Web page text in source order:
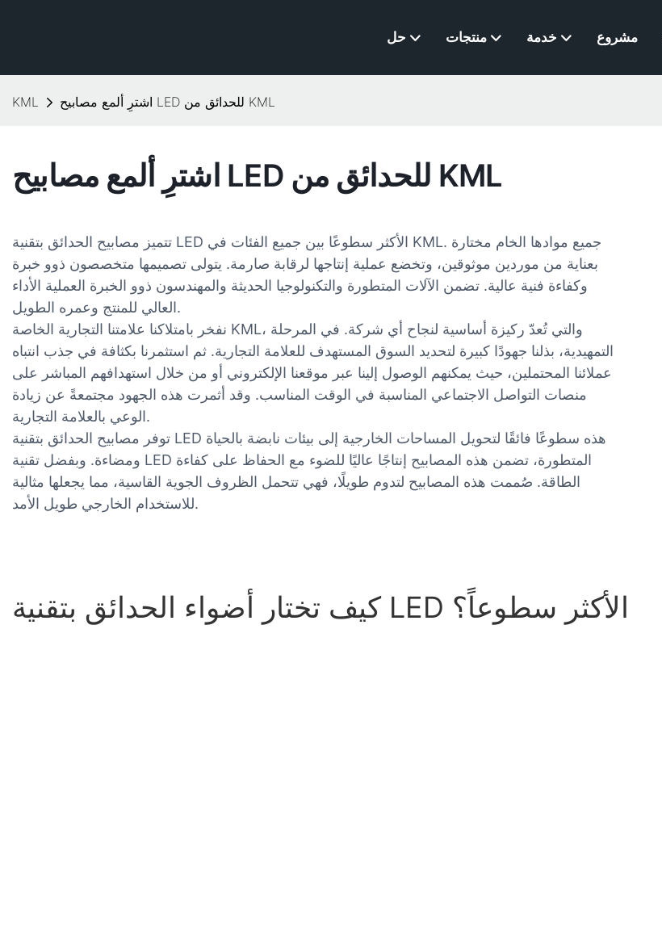
حل منتجات خدمة مشروع
KML اشترِ ألمع مصابيح LED للحدائق من KML
اشترِ ألمع مصابيح LED للحدائق من KML
تتميز مصابيح الحدائق بتقنية LED الأكثر سطوعًا بين جميع الفئات في KML. جميع موادها الخام مختارة
بعناية من موردين موثوقين، وتخضع عملية إنتاجها لرقابة صارمة. يتولى تصميمها متخصصون ذوو خبرة
وكفاءة فنية عالية. تضمن الآلات المتطورة والتكنولوجيا الحديثة والمهندسون ذوو الخبرة العملية الأداء
العالي للمنتج وعمره الطويل.
نفخر بامتلاكنا علامتنا التجارية الخاصة KML، والتي تُعدّ ركيزة أساسية لنجاح أي شركة. في المرحلة
التمهيدية، بذلنا جهودًا كبيرة لتحديد السوق المستهدف للعلامة التجارية. ثم استثمرنا بكثافة في جذب انتباه
عملائنا المحتملين، حيث يمكنهم الوصول إلينا عبر موقعنا الإلكتروني أو من خلال استهدافهم المباشر على
منصات التواصل الاجتماعي المناسبة في الوقت المناسب. وقد أثمرت هذه الجهود مجتمعةً عن زيادة
الوعي بالعلامة التجارية.
توفر مصابيح الحدائق بتقنية LED هذه سطوعًا فائقًا لتحويل المساحات الخارجية إلى بيئات نابضة بالحياة
ومضاءة. وبفضل تقنية LED المتطورة، تضمن هذه المصابيح إنتاجًا عاليًا للضوء مع الحفاظ على كفاءة
الطاقة. صُممت هذه المصابيح لتدوم طويلًا، فهي تتحمل الظروف الجوية القاسية، مما يجعلها مثالية
للاستخدام الخارجي طويل الأمد.
كيف تختار أضواء الحدائق بتقنية LED الأكثر سطوعاً؟